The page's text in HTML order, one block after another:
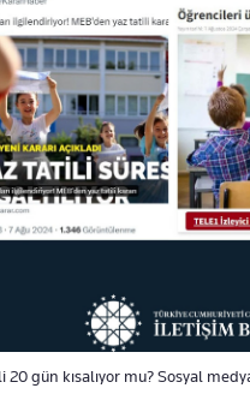
20 gün kısalıyor mu? Sosyal